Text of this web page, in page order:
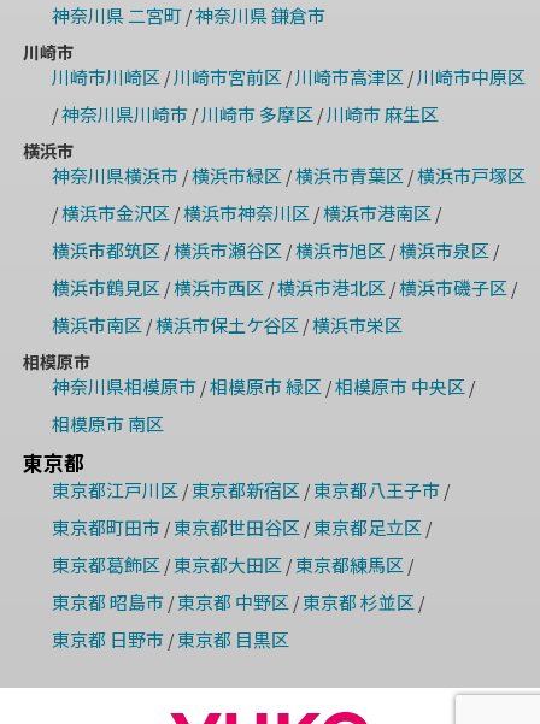
神奈川県 二宮町/神奈川県 鎌倉市
川崎市
川崎市川崎区 / 川崎市宮前区 / 川崎市高津区 / 川崎市中原区
/神奈川県川崎市/ 川崎市 多摩区 / 川崎市 麻生区
横浜市
神奈川県横浜市/横浜市緑区 /横浜市青葉区 /横浜市戸塚区
/横浜市金沢区 /横浜市神奈川区 /横浜市港南区 /
横浜市都筑区 /横浜市瀬谷区 /横浜市旭区 /横浜市泉区 /
横浜市鶴見区 /横浜市西区 /横浜市港北区 /横浜市磯子区 /
横浜市南区 /横浜市保土ケ谷区 /横浜市栄区
相模原市
神奈川県相模原市/相模原市 緑区 /相模原市 中央区 /
相模原市 南区
東京都
東京都江戸川区 / 東京都新宿区 / 東京都八王子市/
東京都町田市/ 東京都世田谷区 / 東京都足立区 /
東京都葛飾区 / 東京都大田区 / 東京都練馬区 /
東京都 昭島市/ 東京都 中野区 / 東京都 杉並区 /
東京都 日野市/ 東京都 目黒区